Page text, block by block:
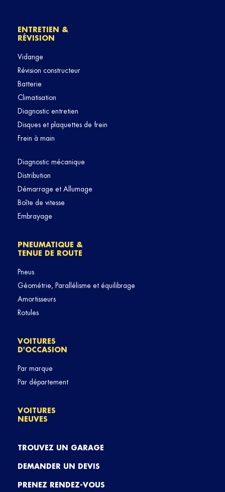
ENTRETIEN &
RÉVISION
Vidange
Révision constructeur
Batterie
Climatisation
Diagnostic entretien
Disques et plaquettes de frein
Frein à main
Diagnostic mécanique
Distribution
Démarrage et Allumage
Boîte de vitesse
Embrayage
PNEUMATIQUE &
TENUE DE ROUTE
Pneus
Géométrie, Parallélisme et équilibrage
Amortisseurs
Rotules
VOITURES
D'OCCASION
Par marque
Par département
VOITURES
NEUVES
TROUVEZ UN GARAGE
DEMANDER UN DEVIS
PRENEZ RENDEZ-VOUS